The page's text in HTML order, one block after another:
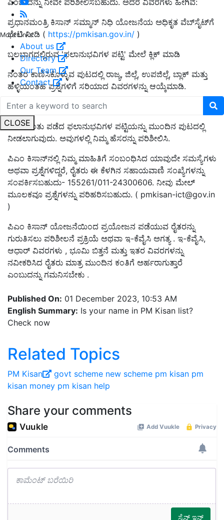
More Links
About us
Directory
Our Team
Contact
CLOSE
ಎಂಬುದನ್ನು ನೀವೇ ಪರಿಶೀಲಿಸಬಹುದು. ಅದರ ವಿವರಗಳು ಹೀಗಿವೆ:
ಪ್ರಧಾನಮಂತ್ರಿ ಕಿಸಾನ್ ಸಮ್ಮಾನ್ ನಿಧಿ ಯೋಜನೆಯ ಅಧಿಕೃತ ವೆಬ್‌ಸೈಟ್‌ಗೆ
ಭೇಟಿ ನೀಡಿ ( https://pmkisan.gov.in/ )
ಬಲಭಾಗದಲ್ಲಿರುವ 'ಫಲಾನುಭವಿಗಳ ಪಟ್ಟಿ' ಮೇಲೆ ಕ್ಲಿಕ್ ಮಾಡಿ
ನಂತರ ಕಾಣಿಸಿಕೊಳ್ಳುವ ಪುಟದಲ್ಲಿ ರಾಜ್ಯ, ಜಿಲ್ಲೆ, ಉಪಜಿಲ್ಲೆ, ಬ್ಲಾಕ್ ಮತ್ತು
ಹಳ್ಳಿಯಂತಹ ಪ್ರಶ್ನೆಗಳಿಗೆ ಸರಿಯಾದ ವಿವರಗಳನ್ನು ಆಯ್ಕೆಮಾಡಿ.
ಇದರ ನಂತರ 'Get Report' ಟ್ಯಾಬ್ ಮೇಲೆ ಕ್ಲಿಕ್ ಮಾಡಿ
15ನೇ ಕಂತು ಪಡೆದ ಫಲಾನುಭವಿಗಳ ಪಟ್ಟಿಯನ್ನು ಮುಂದಿನ ಪುಟದಲ್ಲಿ
ನೀಡಲಾಗುವುದು. ಅವುಗಳಲ್ಲಿ ನಿಮ್ಮ ಹೆಸರನ್ನು ಪರಿಶೀಲಿಸಿ.
ಪಿಎಂ ಕಿಸಾನ್‌ನಲ್ಲಿ ನಿಮ್ಮ ಮಾಹಿತಿಗೆ ಸಂಬಂಧಿಸಿದ ಯಾವುದೇ ಸಮಸ್ಯೆಗಳು
ಅಥವಾ ಪ್ರಶ್ನೆಗಳಿದ್ದರೆ, ರೈತರು ಈ ಕೆಳಗಿನ ಸಹಾಯವಾಣಿ ಸಂಖ್ಯೆಗಳನ್ನು
ಸಂಪರ್ಕಿಸಬಹುದು- 155261/011-24300606. ನೀವು ಮೇಲ್
ಮೂಲಕವೂ ಪ್ರಶ್ನೆಗಳನ್ನು ಪರಿಹರಿಸಬಹುದು. ( pmkisan-ict@gov.in
)
ಪಿಎಂ ಕಿಸಾನ್ ಯೋಜನೆಯಿಂದ ಪ್ರಯೋಜನ ಪಡೆಯುವ ರೈತರನ್ನು
ಗುರುತಿಸಲು ಪರಿಶೀಲನೆ ಪ್ರಕ್ರಿಯೆ ಅಥವಾ ಇ-ಕೆವೈಸಿ ಅಗತ್ಯ . ಇ-ಕೆವೈಸಿ,
ಆಧಾರ್ ವಿವರಗಳು , ಭೂಮಿ ಬಿತ್ತನೆ ಮತ್ತು ಇತರ ವಿವರಗಳನ್ನು
ನವೀಕರಿಸಿದ ರೈತರು ಮಾತ್ರ ಮುಂದಿನ ಕಂತಿಗೆ ಅರ್ಹರಾಗುತ್ತಾರೆ
ಎಂಬುದನ್ನು ಗಮನಿಸಬೇಕು .
Published On: 01 December 2023, 10:53 AM
English Summary: Is your name in PM Kisan list?
Check now
Related Topics
PM Kisan govt scheme new scheme pm kisan pm
kisan money pm kisan help
Share your comments